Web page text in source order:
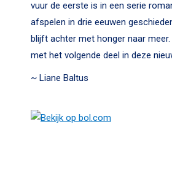
vuur de eerste is in een serie
afspelen in drie eeuwen
blijft achter met honger naar
met het volgende deel in deze
~ Liane Baltus